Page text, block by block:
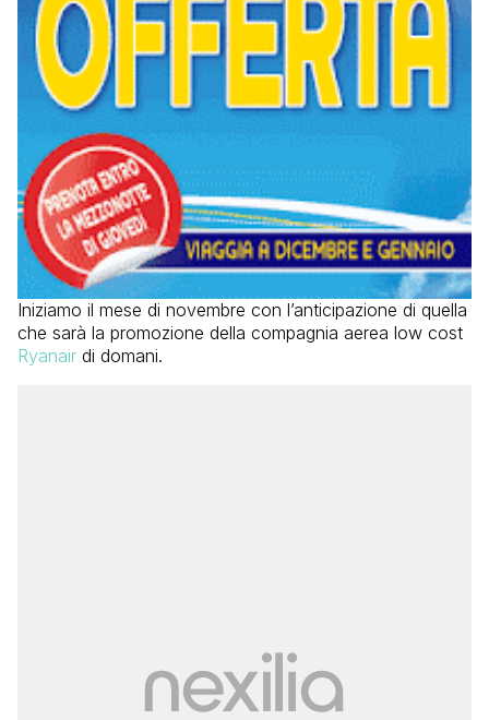
Iniziamo il mese di novembre con l’anticipazione di quella
che sarà la promozione della compagnia aerea low cost
Ryanair di domani.